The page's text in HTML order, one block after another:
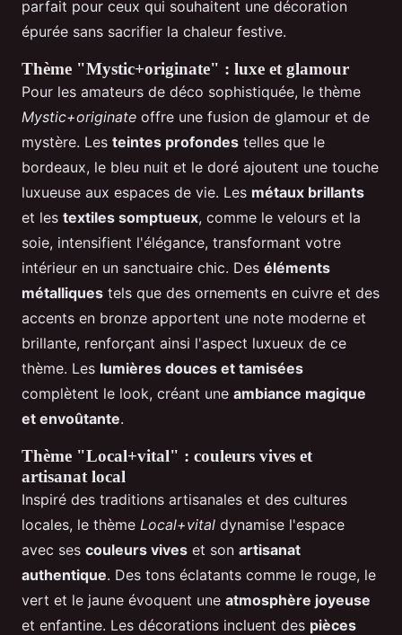
parfait pour ceux qui souhaitent une décoration
épurée sans sacrifier la chaleur festive.
Thème "Mystic+originate" : luxe et glamour
Pour les amateurs de déco sophistiquée, le thème
Mystic+originate offre une fusion de glamour et de
mystère. Les teintes profondes telles que le
bordeaux, le bleu nuit et le doré ajoutent une touche
luxueuse aux espaces de vie. Les métaux brillants
et les textiles somptueux, comme le velours et la
soie, intensifient l'élégance, transformant votre
intérieur en un sanctuaire chic. Des éléments
métalliques tels que des ornements en cuivre et des
accents en bronze apportent une note moderne et
brillante, renforçant ainsi l'aspect luxueux de ce
thème. Les lumières douces et tamisées
complètent le look, créant une ambiance magique
et envoûtante.
Thème "Local+vital" : couleurs vives et
artisanat local
Inspiré des traditions artisanales et des cultures
locales, le thème Local+vital dynamise l'espace
avec ses couleurs vives et son artisanat
authentique. Des tons éclatants comme le rouge, le
vert et le jaune évoquent une atmosphère joyeuse
et enfantine. Les décorations incluent des pièces